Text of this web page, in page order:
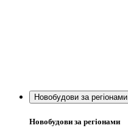
Новобудови за регіонами
Новобудови за регіонами